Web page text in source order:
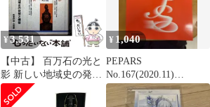
¥ 3,531
【中古】 百万石の光と
影 新しい地域史の発想
と構築 浅香年木遺稿集
第1集 / 浅香 年木 / 能登
¥ 1,040
PEPARS
No.167(2020.11)
NPWT(陰圧閉鎖療法)を
再考する